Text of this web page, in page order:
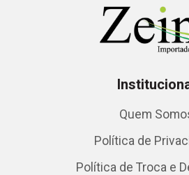
Quem
Política de
Política de Troca e